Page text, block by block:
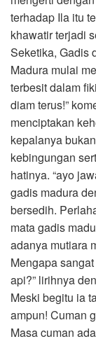
terhadap Ila itu
khawatir terjadi
Seketika, Gadis
Madura mulai
terbesit dalam
diam terus!”
menciptakan
kepalanya
kebingungan
hatinya. “ayo
gadis madura
bersedih.
mata gadis
adanya mutiara
Mengapa
api?” lirihnya
Meski begitu ia
ampun! Cuman
Masa cuman